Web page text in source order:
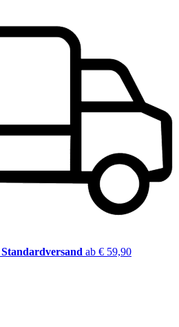
ab € 59,90